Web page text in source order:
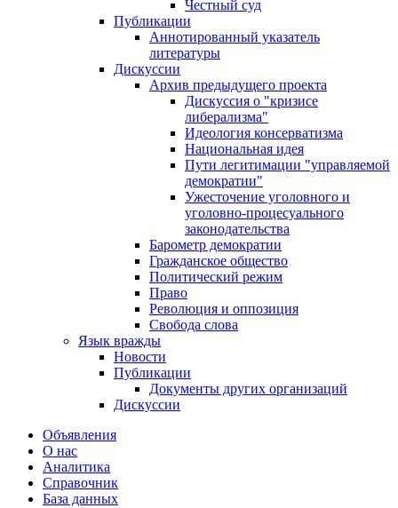
Честный суд
Публикации
Аннотированный указатель
литературы
Дискуссии
Архив предыдущего проекта
Дискуссия о "кризисе
либерализма"
Идеология консерватизма
Национальная идея
Пути легитимации "управляемой
демократии"
Ужесточение уголовного и
уголовно-процесуального
законодательства
Барометр демократии
Гражданское общество
Политический режим
Право
Революция и оппозиция
Свобода слова
Язык вражды
Новости
Публикации
Документы других организаций
Дискуссии
Объявления
О нас
Аналитика
Справочник
База данных